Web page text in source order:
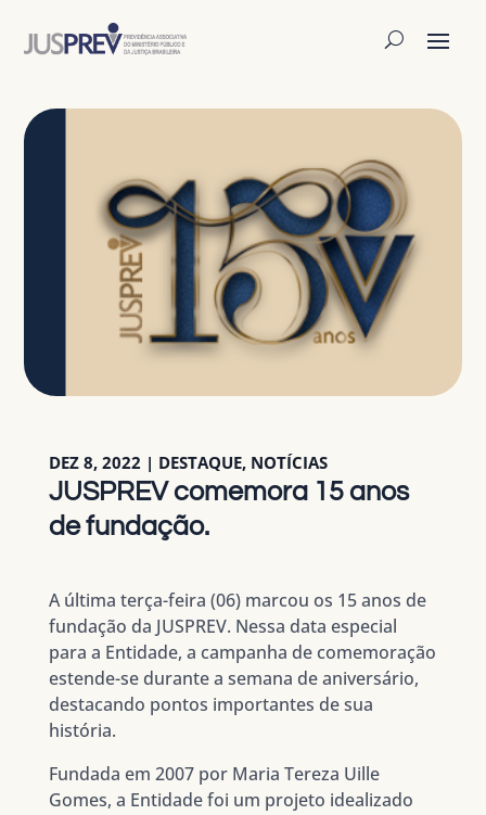
JUSPREV comemora 15 anos
de fundação.
DEZ 8, 2022 | DESTAQUE, NOTÍCIAS
A última terça-feira (06) marcou os 15 anos de
fundação da JUSPREV. Nessa data especial
para a Entidade, a campanha de comemoração
estende-se durante a semana de aniversário,
destacando pontos importantes de sua
história.
Fundada em 2007 por Maria Tereza Uille
Gomes, a Entidade foi um projeto idealizado